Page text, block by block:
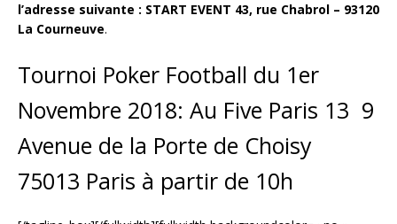
l’adresse suivante : START EVENT 43, rue Chabrol – 93120
La Courneuve.
Tournoi Poker Football du 1er
Novembre 2018: Au Five Paris 13 9
Avenue de la Porte de Choisy
75013 Paris à partir de 10h